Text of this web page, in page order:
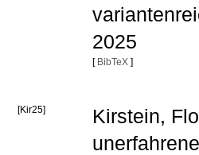
2025
[ BibTeX ]
[Kir25]
Kirstein,